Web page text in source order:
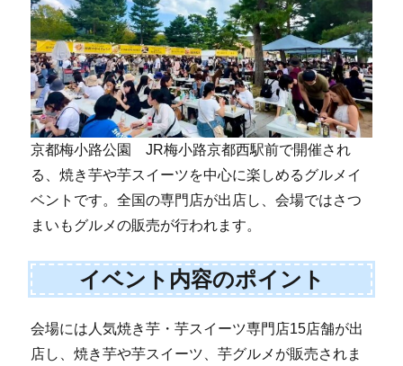
京都梅小路公園 JR梅小路京都西駅前で開催され
る、焼き芋や芋スイーツを中心に楽しめるグルメイ
ベントです。全国の専門店が出店し、会場ではさつ
まいもグルメの販売が行われます。
イベント内容のポイント
会場には人気焼き芋・芋スイーツ専門店15店舗が出
店し、焼き芋や芋スイーツ、芋グルメが販売されま